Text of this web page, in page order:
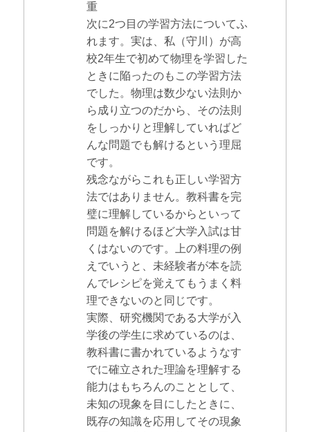
重
次に2つ目の学習方法についてふ
れます。実は、私（守川）が高
校2年生で初めて物理を学習した
ときに陥ったのもこの学習方法
でした。物理は数少ない法則か
ら成り立つのだから、その法則
をしっかりと理解していればど
んな問題でも解けるという理屈
です。
残念ながらこれも正しい学習方
法ではありません。教科書を完
璧に理解しているからといって
問題を解けるほど大学入試は甘
くはないのです。上の料理の例
えでいうと、未経験者が本を読
んでレシピを覚えてもうまく料
理できないのと同じです。
実際、研究機関である大学が入
学後の学生に求めているのは、
教科書に書かれているようなす
でに確立された理論を理解する
能力はもちろんのこととして、
未知の現象を目にしたときに、
既存の知識を応用してその現象